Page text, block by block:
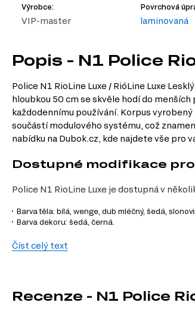
Výrobce:
VIP-master
Povrchová
laminovaná
Popis - N1 Police
Police N1 RioLine Luxe / RióLine Luxe
hloubkou 50 cm se skvěle hodí do
každodennímu používání. Korpus
součástí modulového systému, což
nabídku na Dubok.cz, kde najdete vše pro
Dostupné modifikace
Police N1 RioLine Luxe je dostupná v
Barva těla: bílá, wenge, dub mléčný, šedá,
Barva dekoru: šedá, černá.
Charakteristiky,
Materiál korpusu.
Dřevotříska zajišťuje
Modulový systém.
Jako prvek modulového
Číst celý text
Recenze - N1 Police